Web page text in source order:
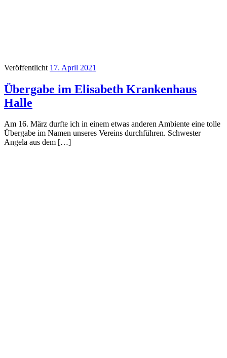
Veröffentlicht 17. April 2021
Übergabe im Elisabeth Krankenhaus
Halle
Am 16. März durfte ich in einem etwas anderen Ambiente eine tolle
Übergabe im Namen unseres Vereins durchführen. Schwester
Angela aus dem […]